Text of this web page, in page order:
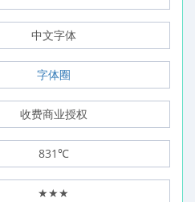
中文字体
字体圈
收费商业授权
831℃
★★★